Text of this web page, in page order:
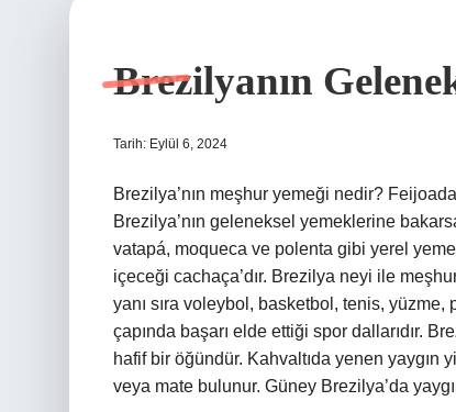
Brezilyanın
Tarih: Eylül 6, 2024
Brezilya’nın meşhur yemeği nedir?
Brezilya’nın geleneksel yemeklerine
vatapá, moqueca ve polenta gibi yerel
içeceği cachaça’dır. Brezilya neyi ile
yanı sıra voleybol, basketbol, ​​tenis, yüzme,
çapında başarı elde ettiği spor dallarıdır.
hafif bir öğündür. Kahvaltıda yenen yaygın
veya mate bulunur. Güney Brezilya’da